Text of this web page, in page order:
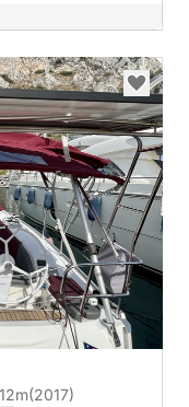
12m(2017)